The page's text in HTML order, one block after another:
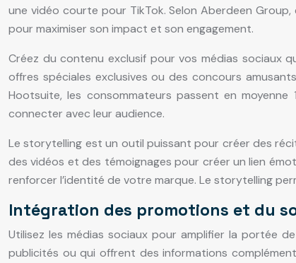
une vidéo courte pour TikTok. Selon Aberdeen
pour maximiser son impact et son engagement.
Créez du contenu exclusif pour vos médias sociaux
offres spéciales exclusives ou des concours
Hootsuite, les consommateurs passent en
connecter avec leur audience.
Le storytelling est un outil puissant pour créer des
des vidéos et des témoignages pour créer un lien
renforcer l’identité de votre marque. Le storytelling
Intégration des promotions et du
Utilisez les médias sociaux pour amplifier la portée
publicités ou qui offrent des informations